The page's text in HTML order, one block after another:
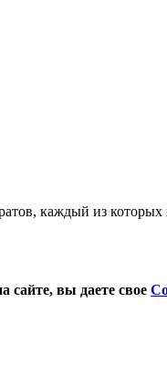
каждый из которых
сайте, вы даете свое